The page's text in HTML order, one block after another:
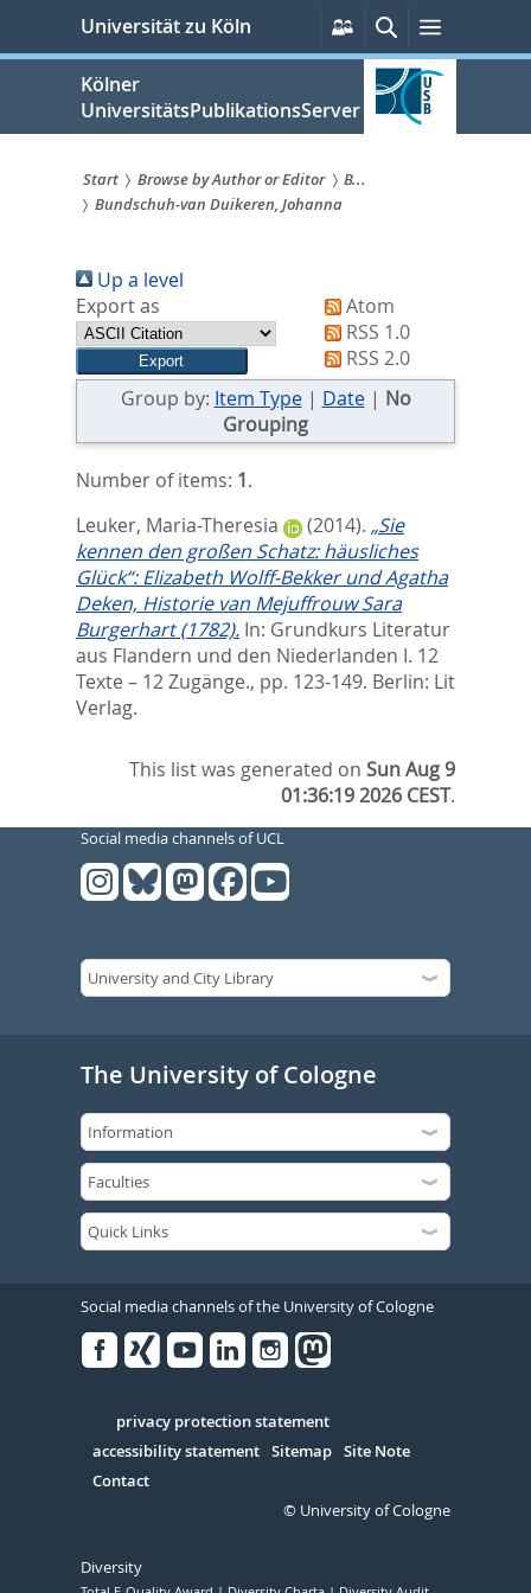
springen
Universität zu Köln
Persönliche
Services
SucheMenü
Kölner
UniversitätsPublikationsServer
Sie
sind
hier:
Start Browse by Author or Editor
B...
Bundschuh-van Duikeren, Johanna
Up a level
Export as
Atom
RSS 1.0
RSS 2.0
Group by: Item Type| Date| No
Grouping
Number of items: 1.
Leuker, Maria-Theresia
(2014). „Sie
kennen den großen Schatz: häusliches
Glück“: Elizabeth Wolff-Bekker und Agatha
Deken, Historie van Mejuffrouw Sara
Burgerhart (1782). In: Grundkurs Literatur
aus Flandern und den Niederlanden I. 12
Texte – 12 Zugänge., pp. 123-149. Berlin: Lit
Verlag.
This list was generated onSun Aug 9
01:36:19 2026 CEST.
Social media channels of UCL
The University of Cologne
Social media channels of the University of Cologne
Serivce
privacy protection statement
accessibility statement Sitemap Site Note
Contact
© University of Cologne
Diversity